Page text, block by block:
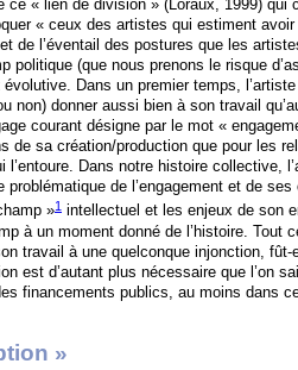
ce « lien de division » (Loraux, 1999)
« ceux des artistes qui estiment
de l’éventail des postures que les
(que nous prenons le risque
Dans un premier temps,
non) donner aussi bien à son travail
courant désigne par le mot «
de sa création/production que pour les
Dans notre histoire collective,
de l’engagement et de ses
»1 intellectuel et les enjeux de son
à un moment donné de l’histoire. Tout
travail à une quelconque injonction, fût-
est d’autant plus nécessaire que l’on
financements publics, au moins dans
»